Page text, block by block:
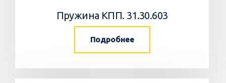
Пружина КПП. 31.30.603
Подробнее